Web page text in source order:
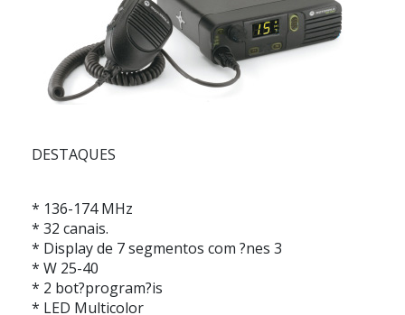
DESTAQUES
* 136-174 MHz
* 32 canais.
* Display de 7 segmentos com ?nes 3
* W 25-40
* 2 bot?program?is
* LED Multicolor